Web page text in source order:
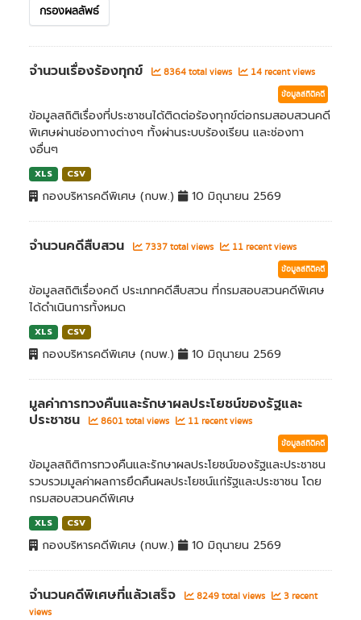
กรองผลลัพธ์
จำนวนเรื่องร้องทุกข์ 8364 total views 14 recent views
ข้อมูลสถิติคดี
ข้อมูลสถิติเรื่องที่ประชาชนได้ติดต่อร้องทุกข์ต่อกรมสอบสวนคดี
พิเศษผ่านช่องทางต่างๆ ทั้งผ่านระบบร้องเรียน และช่องทา
งอื่นๆ
XLS CSV
กองบริหารคดีพิเศษ (กบพ.) 10 มิถุนายน 2569
จำนวนคดีสืบสวน 7337 total views 11 recent views
ข้อมูลสถิติคดี
ข้อมูลสถิติเรื่องคดี ประเภทคดีสืบสวน ที่กรมสอบสวนคดีพิเศษ
ได้ดำเนินการทั้งหมด
XLS CSV
กองบริหารคดีพิเศษ (กบพ.) 10 มิถุนายน 2569
มูลค่าการทวงคืนและรักษาผลประโยชน์ของรัฐและ
ประชาชน
8601 total views 11 recent views
ข้อมูลสถิติคดี
ข้อมูลสถิติการทวงคืนและรักษาผลประโยชน์ของรัฐและประชาชน
รวบรวมมูลค่าผลการยึดคืนผลประโยชน์แก่รัฐและประชาชน โดย
กรมสอบสวนคดีพิเศษ
XLS CSV
กองบริหารคดีพิเศษ (กบพ.) 10 มิถุนายน 2569
จำนวนคดีพิเศษที่แล้วเสร็จ 8249 total views
3 recent
views